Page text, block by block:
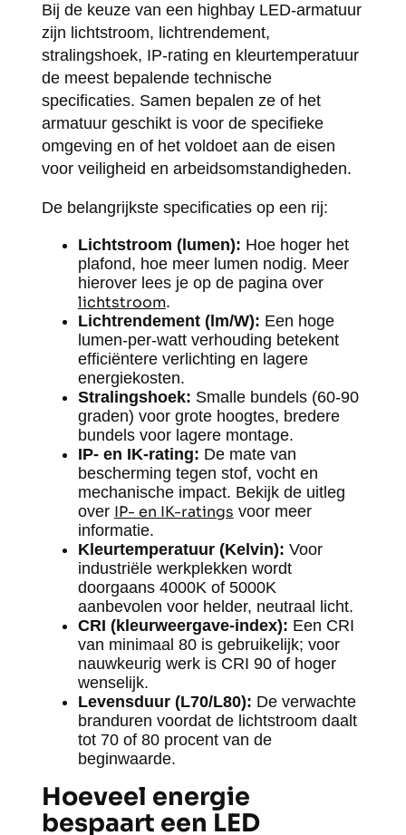
Bij de keuze van een highbay LED-armatuur
zijn lichtstroom, lichtrendement,
stralingshoek, IP-rating en kleurtemperatuur
de meest bepalende technische
specificaties. Samen bepalen ze of het
armatuur geschikt is voor de specifieke
omgeving en of het voldoet aan de eisen
voor veiligheid en arbeidsomstandigheden.
De belangrijkste specificaties op een rij:
Lichtstroom (lumen): Hoe hoger het
plafond, hoe meer lumen nodig. Meer
hierover lees je op de pagina over
lichtstroom.
Lichtrendement (lm/W): Een hoge
lumen-per-watt verhouding betekent
efficiëntere verlichting en lagere
energiekosten.
Stralingshoek: Smalle bundels (60-90
graden) voor grote hoogtes, bredere
bundels voor lagere montage.
IP- en IK-rating: De mate van
bescherming tegen stof, vocht en
mechanische impact. Bekijk de uitleg
over IP- en IK-ratings voor meer
informatie.
Kleurtemperatuur (Kelvin): Voor
industriële werkplekken wordt
doorgaans 4000K of 5000K
aanbevolen voor helder, neutraal licht.
CRI (kleurweergave-index): Een CRI
van minimaal 80 is gebruikelijk; voor
nauwkeurig werk is CRI 90 of hoger
wenselijk.
Levensduur (L70/L80): De verwachte
branduren voordat de lichtstroom daalt
tot 70 of 80 procent van de
beginwaarde.
Hoeveel energie
bespaart een LED